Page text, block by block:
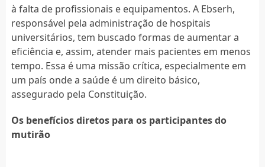
à falta de profissionais e equipamentos. A Ebserh,
responsável pela administração de hospitais
universitários, tem buscado formas de aumentar a
eficiência e, assim, atender mais pacientes em menos
tempo. Essa é uma missão crítica, especialmente em
um país onde a saúde é um direito básico,
assegurado pela Constituição.
Os benefícios diretos para os participantes do
mutirão